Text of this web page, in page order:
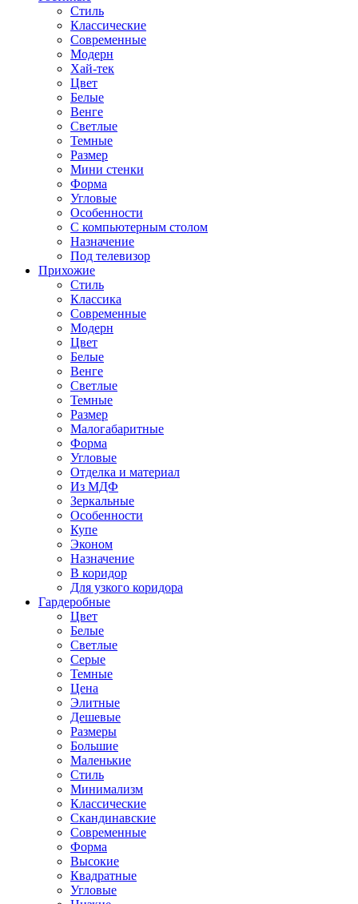
Стиль
Классические
Современные
Модерн
Хай-тек
Цвет
Белые
Венге
Светлые
Темные
Размер
Мини стенки
Форма
Угловые
Особенности
С компьютерным столом
Назначение
Под телевизор
Прихожие
Стиль
Классика
Современные
Модерн
Цвет
Белые
Венге
Светлые
Темные
Размер
Малогабаритные
Форма
Угловые
Отделка и материал
Из МДФ
Зеркальные
Особенности
Купе
Эконом
Назначение
В коридор
Для узкого коридора
Гардеробные
Цвет
Белые
Светлые
Серые
Темные
Цена
Элитные
Дешевые
Размеры
Большие
Маленькие
Стиль
Минимализм
Классические
Скандинавские
Современные
Форма
Высокие
Квадратные
Угловые